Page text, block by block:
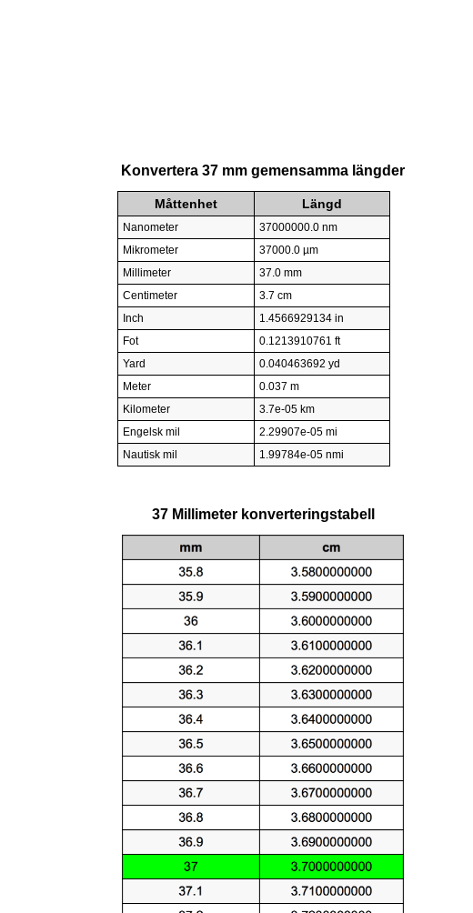
Konvertera 37 mm gemensamma längder
Måttenhet Längd
Nanometer
37000000.0 nm
Mikrometer
37000.0 µm
Millimeter
37.0 mm
Centimeter
3.7 cm
Inch
1.4566929134 in
Fot
0.1213910761 ft
Yard
0.040463692 yd
Meter
0.037 m
Kilometer
3.7e-05 km
Engelsk mil
2.29907e-05 mi
Nautisk mil
1.99784e-05 nmi
37 Millimeter konverteringstabell